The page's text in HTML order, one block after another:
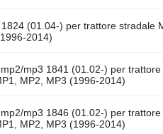
(01.04-) per trattore stradale
2014)
mp3 1841 (01.02-) per
MP2, MP3 (1996-2014)
mp3 1846 (01.02-) per
MP2, MP3 (1996-2014)